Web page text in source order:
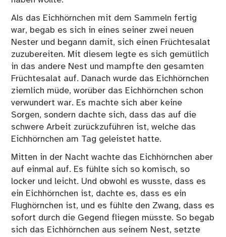
Als das Eichhörnchen mit dem Sammeln fertig
war, begab es sich in eines seiner zwei neuen
Nester und begann damit, sich einen Früchtesalat
zuzubereiten. Mit diesem legte es sich gemütlich
in das andere Nest und mampfte den gesamten
Früchtesalat auf. Danach wurde das Eichhörnchen
ziemlich müde, worüber das Eichhörnchen schon
verwundert war. Es machte sich aber keine
Sorgen, sondern dachte sich, dass das auf die
schwere Arbeit zurückzuführen ist, welche das
Eichhörnchen am Tag geleistet hatte.
Mitten in der Nacht wachte das Eichhörnchen aber
auf einmal auf. Es fühlte sich so komisch, so
locker und leicht. Und obwohl es wusste, dass es
ein Eichhörnchen ist, dachte es, dass es ein
Flughörnchen ist, und es fühlte den Zwang, dass es
sofort durch die Gegend fliegen müsste. So begab
sich das Eichhörnchen aus seinem Nest, setzte